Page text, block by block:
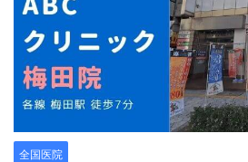
全国医院